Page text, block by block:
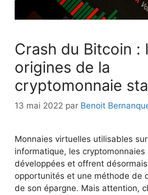
Crash du Bitcoin :
origines de la
cryptomonnaie
13 mai 2022 par Benoit
Monnaies virtuelles utilisables
informatique, les cryptomonnaies
développées et offrent
opportunités et une méthode de
de son épargne. Mais attention,